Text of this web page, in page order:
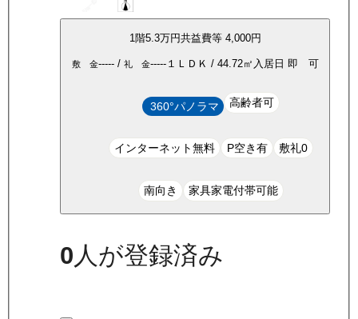
1階5.3万円共益費等 4,000円
敷 金-----/ 礼 金-----１ＬＤＫ / 44.72㎡ 入居日 即 可
360°パノラマ 高齢者可
インターネット無料 P空き有 敷礼0
南向き 家具家電付帯可能
0 人が登録済み